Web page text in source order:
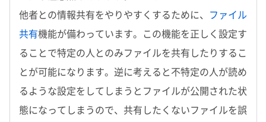
他者との情報共有をやりやすくするために、 ファイル
共有機能が備わっています。この機能を正しく設定す
ることで特定の人とのみファイルを共有したりするこ
とが可能になります。逆に考えると不特定の人が読め
るような設定をしてしまうとファイルが公開された状
態になってしまうので、共有したくないファイルを誤